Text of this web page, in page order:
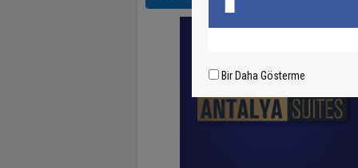
Bir Daha Gösterme